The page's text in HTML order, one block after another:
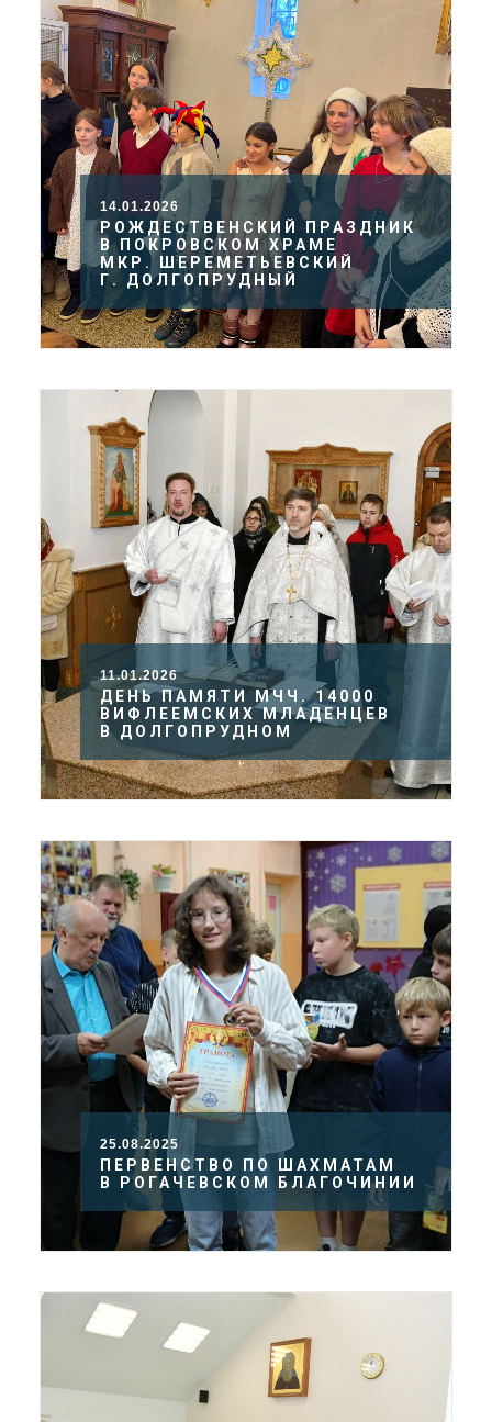
14.01.2026
РОЖДЕСТВЕНСКИЙ ПРАЗДНИК
В ПОКРОВСКОМ ХРАМЕ
МКР. ШЕРЕМЕТЬЕВСКИЙ
Г. ДОЛГОПРУДНЫЙ
11.01.2026
ДЕНЬ ПАМЯТИ МЧЧ. 14000
ВИФЛЕЕМСКИХ МЛАДЕНЦЕВ
В ДОЛГОПРУДНОМ
25.08.2025
ПЕРВЕНСТВО ПО ШАХМАТАМ
В РОГАЧЕВСКОМ БЛАГОЧИНИИ